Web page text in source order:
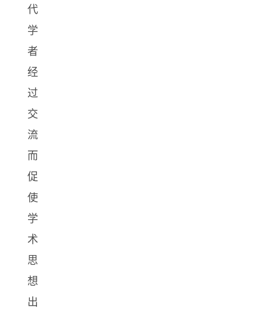
代
学
者
经
过
交
流
而
促
使
学
术
思
想
出